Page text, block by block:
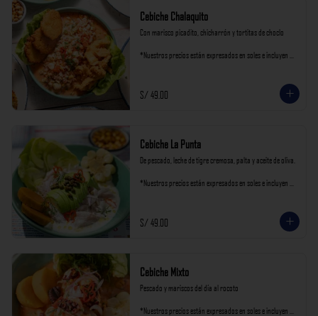
Cebiche Chalaquito
Con marisco picadito, chicharrón y tortitas de choclo
*Nuestros precios están expresados en soles e incluyen
S/ 49.00
Cebiche La Punta
De pescado, leche de tigre cremosa, palta y aceite de oliva.
*Nuestros precios están expresados en soles e incluyen
S/ 49.00
Cebiche Mixto
Pescado y mariscos del día al rocoto
*Nuestros precios están expresados en soles e incluyen